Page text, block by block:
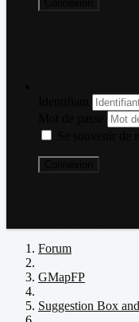
Forum
GMapFP
Suggestion Box